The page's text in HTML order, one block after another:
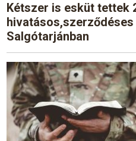
Kétszer is esküt tettek
Salgótarjánban